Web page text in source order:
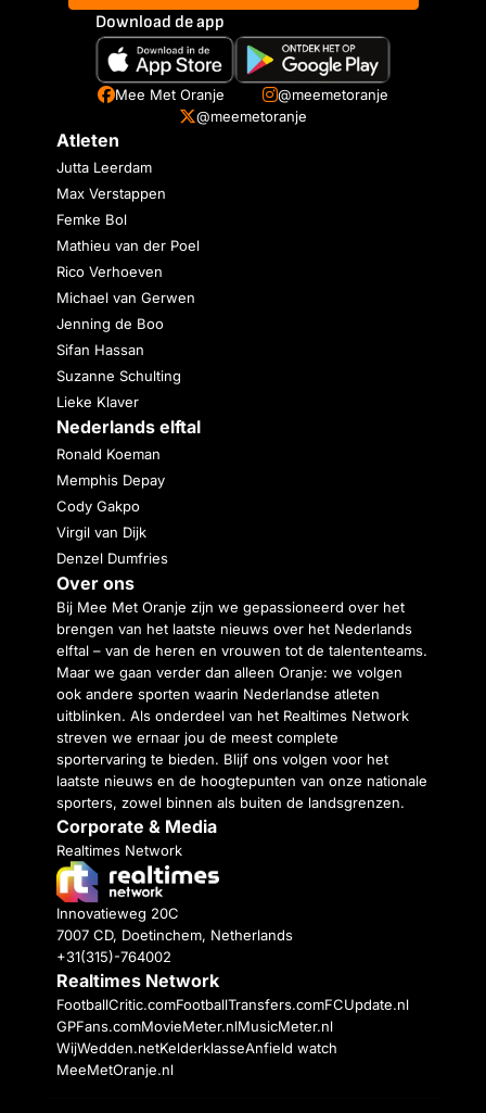
Download de app
Mee Met Oranje
@meemetoranje
@meemetoranje
Atleten
Jutta Leerdam
Max Verstappen
Femke Bol
Mathieu van der Poel
Rico Verhoeven
Michael van Gerwen
Jenning de Boo
Sifan Hassan
Suzanne Schulting
Lieke Klaver
Nederlands elftal
Ronald Koeman
Memphis Depay
Cody Gakpo
Virgil van Dijk
Denzel Dumfries
Over ons
Bij Mee Met Oranje zijn we gepassioneerd over het
brengen van het laatste nieuws over het Nederlands
elftal – van de heren en vrouwen tot de talententeams.
Maar we gaan verder dan alleen Oranje: we volgen
ook andere sporten waarin Nederlandse atleten
uitblinken. Als onderdeel van het Realtimes Network
streven we ernaar jou de meest complete
sportervaring te bieden. Blijf ons volgen voor het
laatste nieuws en de hoogtepunten van onze nationale
sporters, zowel binnen als buiten de landsgrenzen.
Corporate & Media
Realtimes Network
Innovatieweg 20C
7007 CD, Doetinchem, Netherlands
+31(315)-764002
Realtimes Network
FootballCritic.comFootballTransfers.comFCUpdate.nl
GPFans.comMovieMeter.nlMusicMeter.nl
WijWedden.netKelderklasseAnfield watch
MeeMetOranje.nl